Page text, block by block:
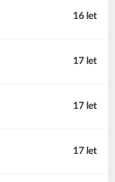
16 let
17 let
17 let
17 let